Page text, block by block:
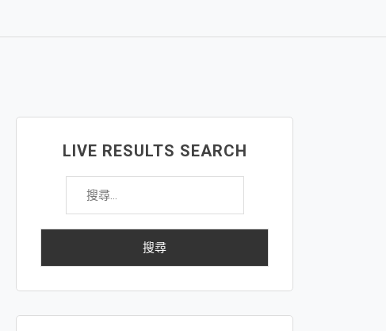
LIVE RESULTS SEARCH
搜
關